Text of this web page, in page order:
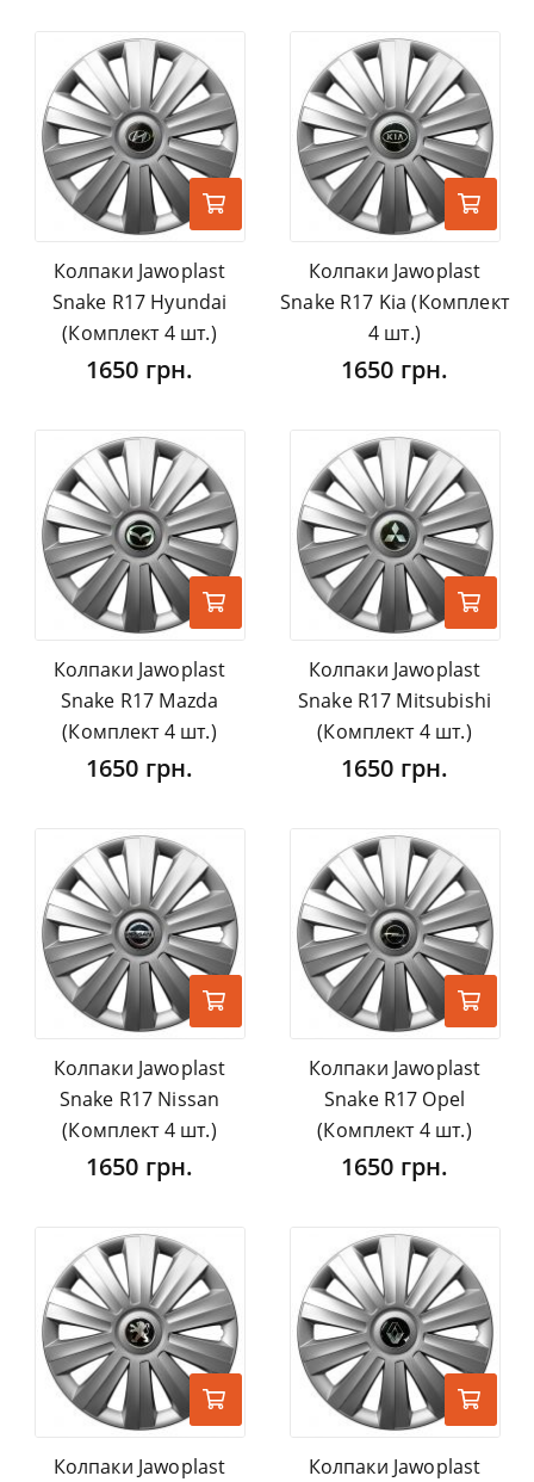
Колпаки Jawoplast
Snake R17 Hyundai
(Комплект 4 шт.)
1650 грн.
Колпаки Jawoplast
Snake R17 Kia (Комплект
4 шт.)
1650 грн.
Колпаки Jawoplast
Snake R17 Mazda
(Комплект 4 шт.)
1650 грн.
Колпаки Jawoplast
Snake R17 Mitsubishi
(Комплект 4 шт.)
1650 грн.
Колпаки Jawoplast
Snake R17 Nissan
(Комплект 4 шт.)
1650 грн.
Колпаки Jawoplast
Snake R17 Opel
(Комплект 4 шт.)
1650 грн.
Колпаки Jawoplast Колпаки Jawoplast